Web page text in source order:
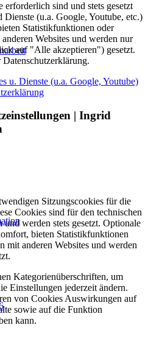
erforderlich sind und stets gesetzt
(u.a. Google, Youtube, etc.)
Statistikfunktionen oder
Websites und werden nur
auf "Alle akzeptieren") gesetzt.
Datenschutzerklärung.
u. Dienste (u.a. Google, Youtube)
| Ingrid
Sitzungscookies für die
Cookies sind für den technischen
werden stets gesetzt. Optionale
bieten Statistikfunktionen
mit anderen Websites und werden
Kategorienüberschriften, um
Einstellungen jederzeit ändern.
von Cookies Auswirkungen auf
sowie auf die Funktion
kann.